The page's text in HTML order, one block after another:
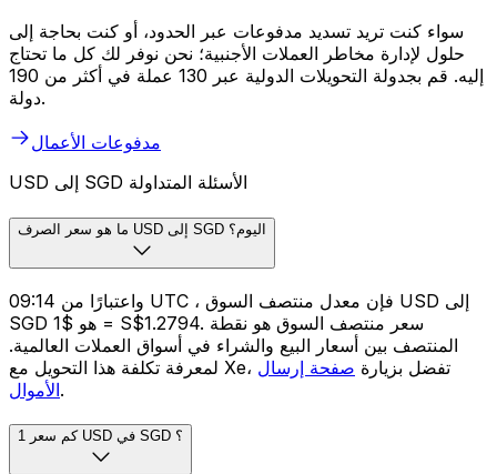
سواء كنت تريد تسديد مدفوعات عبر الحدود، أو كنت بحاجة إلى
حلول لإدارة مخاطر العملات الأجنبية؛ نحن نوفر لك كل ما تحتاج
إليه. قم بجدولة التحويلات الدولية عبر 130 عملة في أكثر من 190
دولة.
مدفوعات الأعمال
USD إلى SGD الأسئلة المتداولة
ما هو سعر الصرف USD إلى SGD اليوم؟
واعتبارًا من 09:14 UTC ، فإن معدل منتصف السوق USD إلى
SGD هو $1 = S$1.2794. سعر منتصف السوق هو نقطة
المنتصف بين أسعار البيع والشراء في أسواق العملات العالمية.
لمعرفة تكلفة هذا التحويل مع Xe، تفضل بزيارة صفحة إرسال
الأموال.
كم سعر 1 USD في SGD ؟